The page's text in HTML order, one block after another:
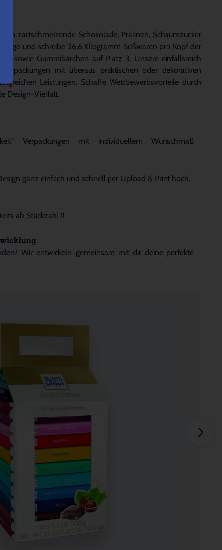
zartschmelzende Schokolade, Pralinen, Schaumzucker
und schreibe 26,6 Kilogramm Süßwaren pro Kopf der
sowie Gummibärchen auf Platz 3. Unsere einfallsreich
mit überaus praktischen oder dekorativen
Leistungen. Schaffe Wettbewerbsvorteile durch
Design-Vielfalt.
Verpackungen mit individuellem Wunschmaß
ganz einfach und schnell per Upload & Print hoch.
ab Stückzahl 1!
Wir entwickeln gemeinsam mit dir deine perfekte